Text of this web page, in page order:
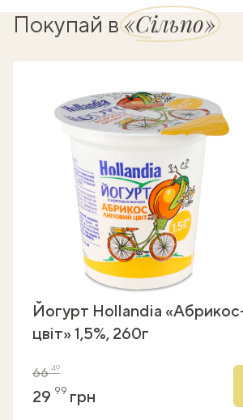
Покупай в«Сільпо»
Йогурт Hollandia
цвіт» 1,5%, 260г
6649
29 99 грн